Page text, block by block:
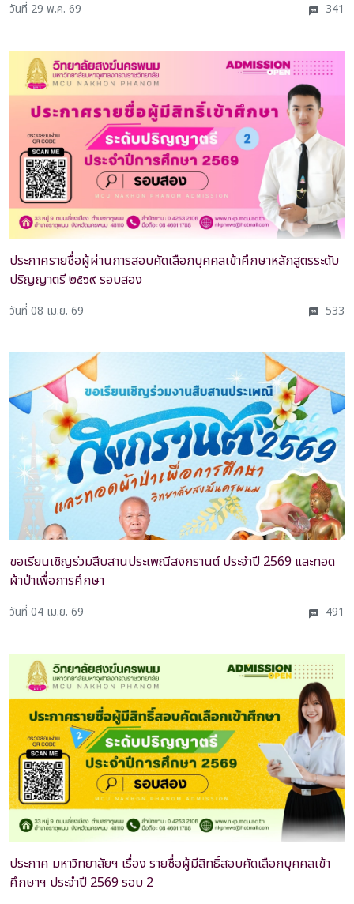
วันที่ 29 พ.ค. 69 341
ประกาศรายชื่อผู้ผ่านการสอบคัดเลือกบุคคลเข้าศึกษาหลักสูตรระดับ
ปริญญาตรี ๒๕๖๙ รอบสอง
วันที่ 08 เม.ย. 69 533
ขอเรียนเชิญร่วมสืบสานประเพณีสงกรานต์ ประจำปี 2569 และทอด
ผ้าป่าเพื่อการศึกษา
วันที่ 04 เม.ย. 69 491
ประกาศ มหาวิทยาลัยฯ เรื่อง รายชื่อผู้มีสิทธิ์สอบคัดเลือกบุคคลเข้า
ศึกษาฯ ประจำปี 2569 รอบ 2